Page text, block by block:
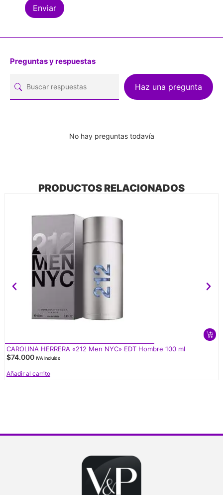
Preguntas y respuestas
Haz una pregunta
No hay preguntas todavía
PRODUCTOS RELACIONADOS
CAROLINA HERRERA «212 Men NYC» EDT Hombre 100 ml
$74.000 IVA Incluido
Añadir al carrito